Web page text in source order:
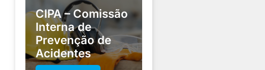
CIPA – Comissão
Interna de
Prevenção de
Acidentes